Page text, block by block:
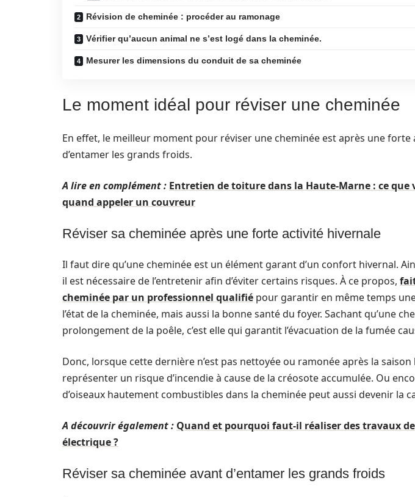
Révision de cheminée : procéder au ramonage
Vérifier qu’aucun animal ne s’est logé dans la cheminée.
Mesurer les dimensions du conduit de sa cheminée
Le moment idéal pour réviser une cheminée
En effet, le meilleur moment pour réviser une cheminée est après une forte
d’entamer les grands froids.
A lire en complément : Entretien de toiture dans la Haute-Marne : ce que
quand appeler un couvreur
Réviser sa cheminée après une forte activité hivernale
Il faut dire qu’une cheminée est un élément garant d’un confort hivernal.
il est nécessaire de l’entretenir afin d’éviter certains risques. À ce propos,
cheminée par un professionnel qualifié pour garantir en même temps
l’état de la cheminée, mais aussi la bonne santé du foyer. Sachant qu’une
prolongement de la poêle, c’est elle qui garantit l’évacuation de la fumée
Donc, lorsque cette dernière n’est pas nettoyée ou ramonée après la
représenter un risque d’incendie à cause de la créosote accumulée. Ou
d’oiseaux hautement combustibles dans la cheminée peut aussi devenir la
A découvrir également : Quand et pourquoi faut-il réaliser des travaux
électrique ?
Réviser sa cheminée avant d’entamer les grands froids